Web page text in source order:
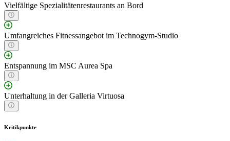
Vielfältige Spezialitätenrestaurants an Bord
Umfangreiches Fitnessangebot im Technogym-Studio
Entspannung im MSC Aurea Spa
Unterhaltung in der Galleria Virtuosa
Kritikpunkte